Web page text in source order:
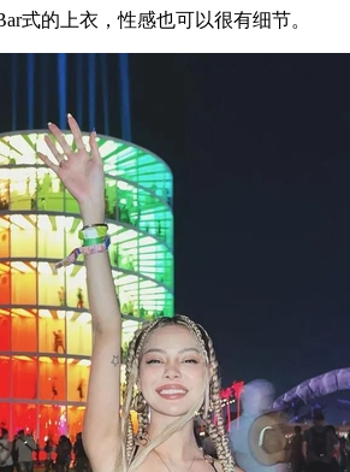
的上衣，性感也可以很有细节。